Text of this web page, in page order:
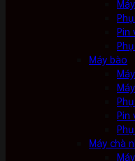
Pin
Máy bào
Pin
Máy chà